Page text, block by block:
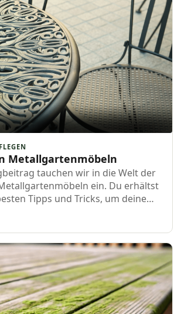
Metallgartenmöbeln
tauchen wir in die Welt der
ein. Du erhältst
Tipps und Tricks, um deine
und Verfärbungen zu schützen,